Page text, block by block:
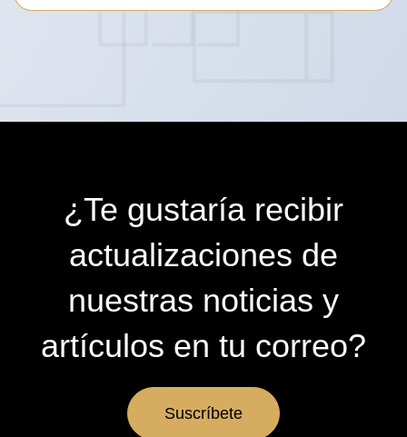
¿Te gustaría recibir
actualizaciones de
nuestras noticias y
artículos en tu correo?
Suscríbete